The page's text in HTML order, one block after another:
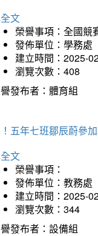
文
榮譽事項：全國競
發佈單位：學務處
建立時間：2025-
瀏覽次數：408
發布者：體育組
五年七班鄒辰蔚參
文
榮譽事項：
發佈單位：教務處
建立時間：2025-
瀏覽次數：344
發布者：設備組